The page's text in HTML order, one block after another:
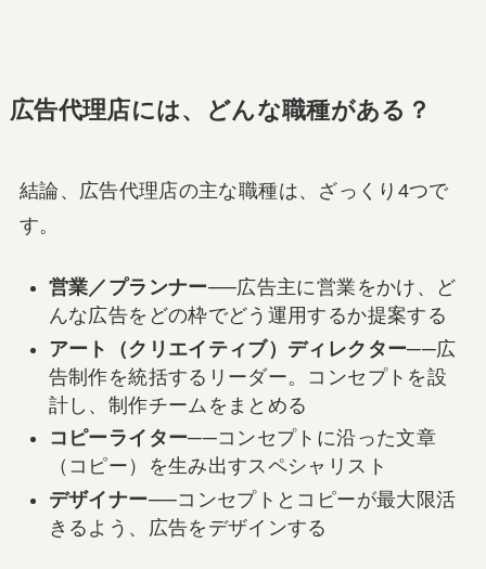
広告代理店には、どんな職種がある？
結論、広告代理店の主な職種は、ざっくり4つで
す。
営業／プランナー──広告主に営業をかけ、ど
んな広告をどの枠でどう運用するか提案する
アート（クリエイティブ）ディレクター──広
告制作を統括するリーダー。コンセプトを設
計し、制作チームをまとめる
コピーライター──コンセプトに沿った文章
（コピー）を生み出すスペシャリスト
デザイナー──コンセプトとコピーが最大限活
きるよう、広告をデザインする